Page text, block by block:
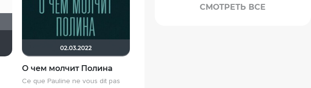
ZOYBERG
02.03.2022
О чем молчит Полина
Ce que Pauline ne vous dit pas
СМОТРЕТЬ ВСЕ